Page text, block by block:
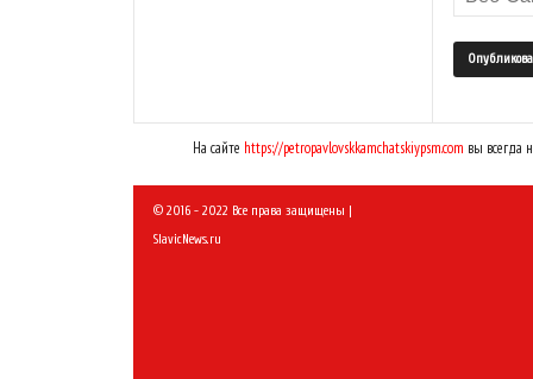
На сайте https://petropavlovskkamchatskiypsm.com вы всегда
© 2016 - 2022 Все права защищены |
SlavicNews.ru